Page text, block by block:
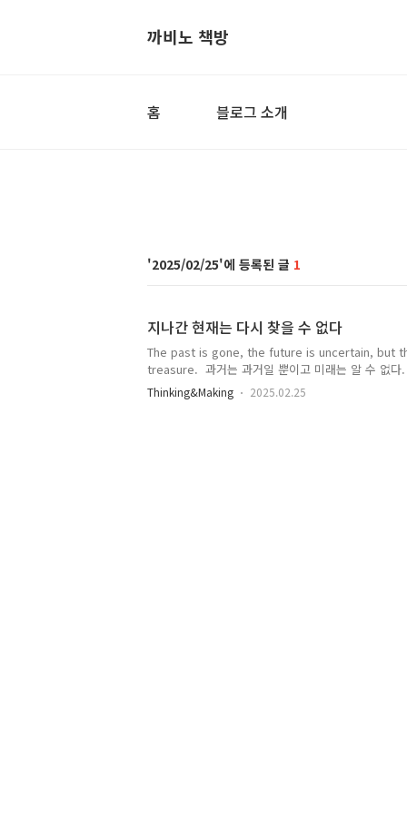
까비노 책방
홈 블로그 소개
2025/02/25 1
지나간 현재는 다시 찾을 수 없다
The past is gone, the future is uncertain, but
treasure. 과거는 과거일 뿐이고 미래는 알 수 없다.
면서 하고 싶었던 게 있다면, 이제는 방법을 찾아 실
여건이 안 돼도 할 수 있는 방법을 찾아보면 길은
Thinking&Making 2025.02.25